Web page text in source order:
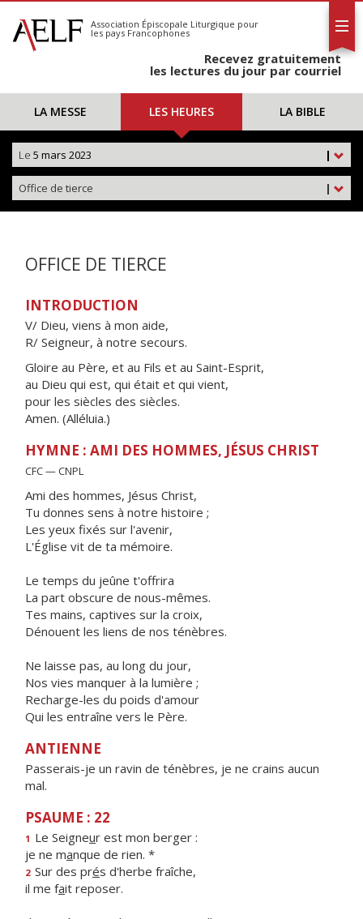
S'abonner
Calendrier
Association Épiscopale Liturgique pour
les pays Francophones
Recevez gratuitement
les lectures du jour par courriel
LA MESSE LES HEURES LA BIBLE
|
Le 5 mars 2023
|
Office de tierce
OFFICE DE TIERCE
INTRODUCTION
V/ Dieu, viens à mon aide,
R/ Seigneur, à notre secours.
Gloire au Père, et au Fils et au Saint-Esprit,
au Dieu qui est, qui était et qui vient,
pour les siècles des siècles.
Amen. (Alléluia.)
HYMNE : AMI DES HOMMES, JÉSUS CHRIST
CFC — CNPL
Ami des hommes, Jésus Christ,
Tu donnes sens à notre histoire ;
Les yeux fixés sur l'avenir,
L'Église vit de ta mémoire.
Le temps du jeûne t'offrira
La part obscure de nous-mêmes.
Tes mains, captives sur la croix,
Dénouent les liens de nos ténèbres.
Ne laisse pas, au long du jour,
Nos vies manquer à la lumière ;
Recharge-les du poids d'amour
Qui les entraîne vers le Père.
ANTIENNE
Passerais-je un ravin de ténèbres, je ne crains aucun
mal.
PSAUME : 22
1 Le Seigneur est mon berger :
je ne manque de rien. *
2 Sur des prés d'herbe fraîche,
il me fait reposer.